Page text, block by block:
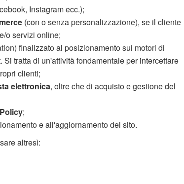
Instagram ecc.);
(con o senza personalizzazione), se il cliente
o servizi online;
finalizzato al posizionamento sui motori di
tratta di un'attività fondamentale per intercettare
clienti;
elettronica, oltre che di acquisto e gestione del
;
e all'aggiornamento del sito.
altresì: